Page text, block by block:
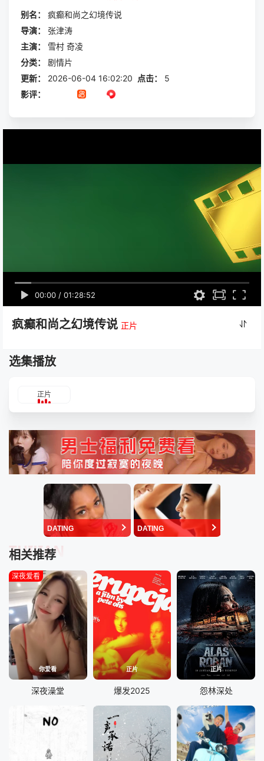
在离恨天上，而...
别名：
疯癫和尚之幻境传说
导演：
张津涛
主演：
雪村 奇凌
分类：
剧情片
更新：
2026-06-04 16:02:20 点击：
5
影评：
00:00 / 01:28:52
疯癫和尚之幻境传说 正片
选集播放
正片
DATING DATING
相关推荐
TUIJIAN
你爱看
深夜爱看
深夜澡堂
正片
爆发2025
正片
怨林深处